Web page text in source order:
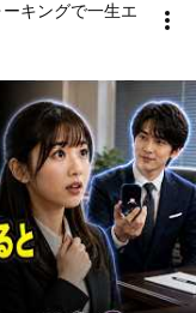
キングで一生エ